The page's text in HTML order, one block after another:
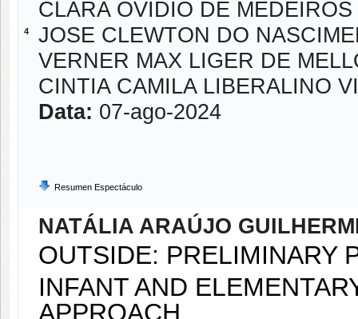
4
CLARA OVÍDIO DE
JOSE CLEWTON DO
VERNER MAX LIGER DE
CINTIA CAMILA LIBERALINO
Data: 07-ago-2024
Resumen Espectáculo
NATÁLIA ARAÚJO
OUTSIDE: PRELIMINARY
INFANT AND
APPROACH